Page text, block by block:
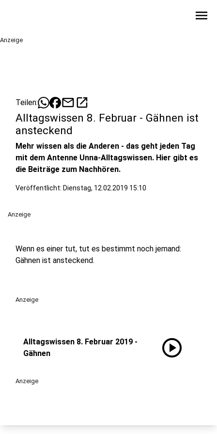
menu
Anzeige
Teilen: mailopen_in_new
Alltagswissen 8. Februar - Gähnen ist
ansteckend
Mehr wissen als die Anderen - das geht jeden Tag
mit dem Antenne Unna-Alltagswissen. Hier gibt es
die Beiträge zum Nachhören.
Veröffentlicht: Dienstag, 12.02.2019 15:10
Anzeige
Wenn es einer tut, tut es bestimmt noch jemand:
Gähnen ist ansteckend.
Anzeige
Alltagswissen 8. Februar 2019 -
Gähnen
play_circle
Anzeige